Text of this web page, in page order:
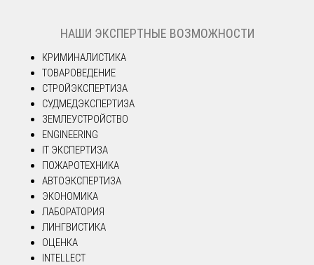
НАШИ ЭКСПЕРТНЫЕ ВОЗМОЖНОСТИ
КРИМИНАЛИСТИКА
ТОВАРОВЕДЕНИЕ
СТРОЙЭКСПЕРТИЗА
СУДМЕДЭКСПЕРТИЗА
ЗЕМЛЕУСТРОЙСТВО
ENGINEERING
IT ЭКСПЕРТИЗА
ПОЖАРОТЕХНИКА
АВТОЭКСПЕРТИЗА
ЭКОНОМИКА
ЛАБОРАТОРИЯ
ЛИНГВИСТИКА
ОЦЕНКА
INTELLECT